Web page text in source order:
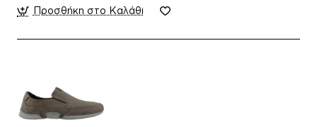
Προσθήκη στο Καλάθι